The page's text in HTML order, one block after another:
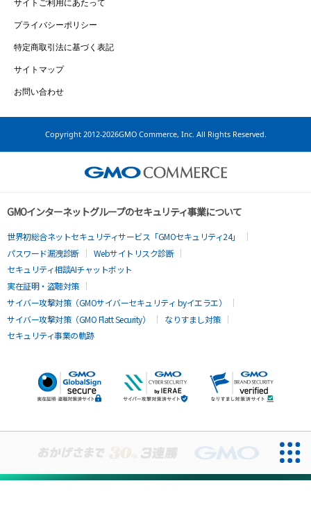
プライバシーポリシー
特定商取引法に基づく表記
サイトマップ
お問い合わせ
Copyright 2012-2026GMO Commerce, Inc. All Rights Reserved.
GMOインターネットグループのセキュリティ事業について
世界初総合ネットセキュリティサービス「GMOセキュリティ24」
パスワード漏洩診断
Webサイトリスク診断
セキュリティ相談AIチャットボット
実在証明・盗聴対策
サイバー攻撃対策（GMOサイバーセキュリティ byイエラエ）
サイバー攻撃対策（GMO Flatt Security）
なりすまし対策
セキュリティ事業の軌跡